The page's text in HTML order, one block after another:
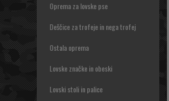
Oprema za lovske pse
Deščice za trofeje in nega trofej
Ostala oprema
Lovske značke in obeski
Lovski stoli in palice